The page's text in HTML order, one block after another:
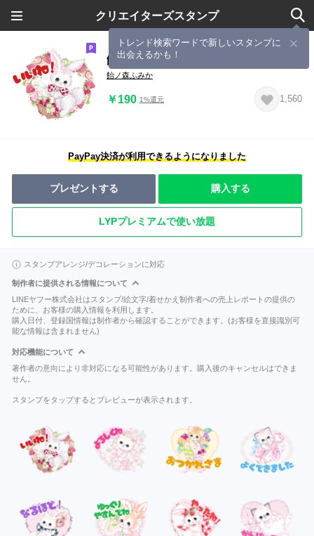
クリエイターズスタンプ
トレンド検索ワードで新しいスタンプに
出会えるかも！
飴ノ森ふみか毎日つかえるスタンプ
飴ノ森ふみか
￥190 1%還元 1,560
PayPay決済が利用できるようになりました
プレゼントする 購入する
LYPプレミアムで使い放題
スタンプアレンジ/デコレーションに対応
制作者に提供される情報について
LINEヤフー株式会社はスタンプ/絵文字/着せかえ制作者への売上レポートの提供の
ために、お客様の購入情報を利用します。
購入日付、登録国情報は制作者から確認することができます。(お客様を直接識別可
能な情報は含まれません)
対応機能について
著作者の意向により非対応になる可能性があります。購入後のキャンセルはできま
せん。
スタンプをタップするとプレビューが表示されます。